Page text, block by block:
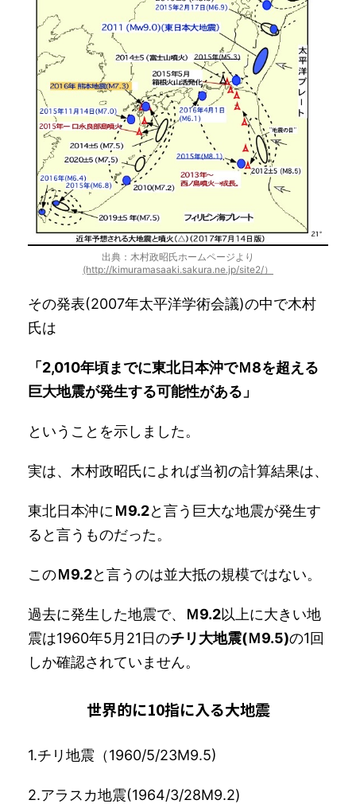
出典：木村政昭氏ホームページより
(http://kimuramasaaki.sakura.ne.jp/site2/）
その発表(2007年太平洋学術会議)の中で木村
氏は
「2,010年頃までに東北日本沖でＭ8を超える
巨大地震が発生する可能性がある」
ということを示しました。
実は、木村政昭氏によれば当初の計算結果は、
東北日本沖に Ｍ9.2と言う巨大な地震が発生す
ると言うものだった。
このＭ9.2と言うのは並大抵の規模ではない。
過去に発生した地震で、 Ｍ9.2以上に大きい地
震は1960年5月21日のチリ大地震(Ｍ9.5)の1回
しか確認されていません。
世界的に10指に入る大地震
1.チリ地震（1960/5/23M9.5)
2.アラスカ地震(1964/3/28M9.2)